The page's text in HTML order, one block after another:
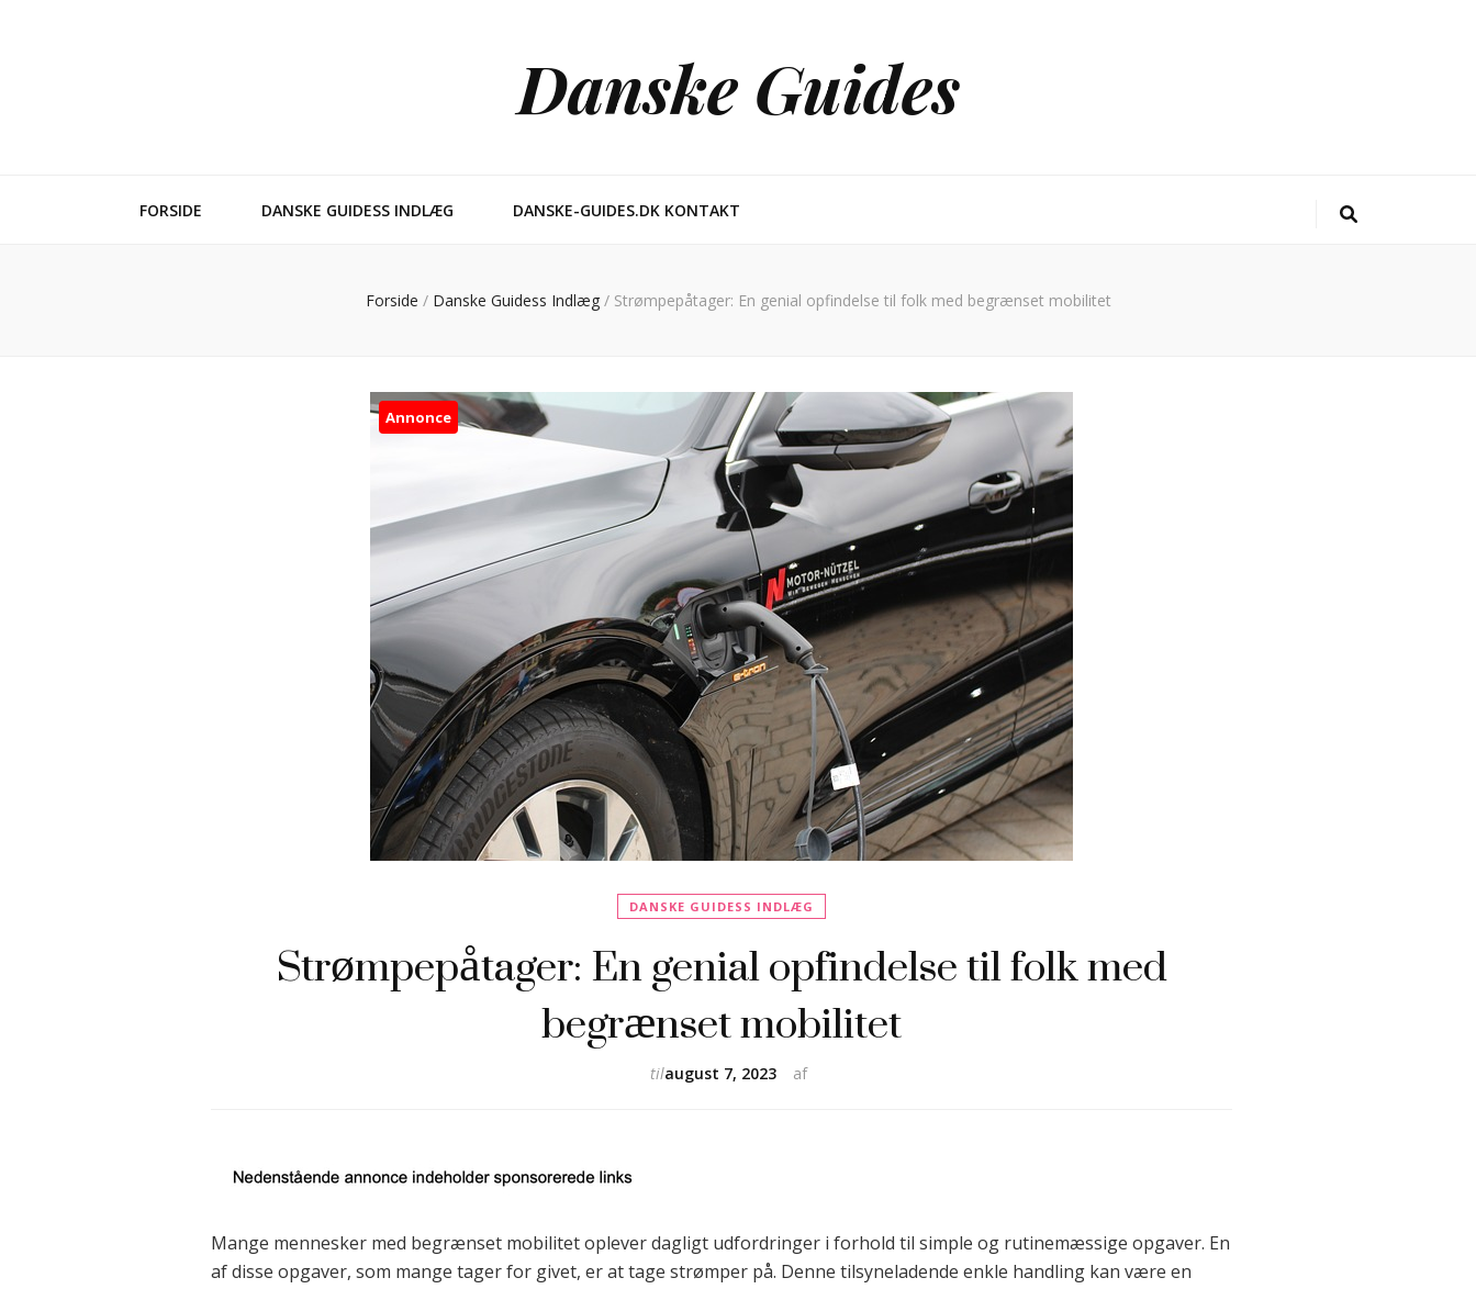
Danske Guides
FORSIDE DANSKE GUIDESS INDLÆG DANSKE-GUIDES.DK KONTAKT
Forside / Danske Guidess Indlæg / Strømpepåtager: En genial opfindelse til folk med begrænset mobilitet
Annonce
DANSKE GUIDESS INDLÆG
Strømpepåtager: En genial opfindelse til folk med
begrænset mobilitet
af
tilaugust 7, 2023
Mange mennesker med begrænset mobilitet oplever dagligt udfordringer i forhold til simple og rutinemæssige opgaver. En
af disse opgaver, som mange tager for givet, er at tage strømper på. Denne tilsyneladende enkle handling kan være en